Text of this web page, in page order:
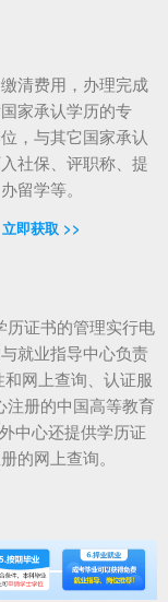
清费用，办理完成
家承认学历的专
，与其它国家承认
社保、评职称、提
留学等。
立即获取 >>
证书的管理实行电
就业指导中心负责
网上查询、认证服
册的中国高等教育
中心还提供学历证
的网上查询。